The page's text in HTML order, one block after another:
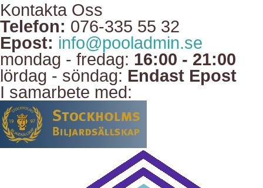
Kontakta Oss
Telefon: 076-335 55 32
Epost: info@pooladmin.se
mondag - fredag: 16:00 - 21:00
lördag - söndag: Endast Epost
I samarbete med: